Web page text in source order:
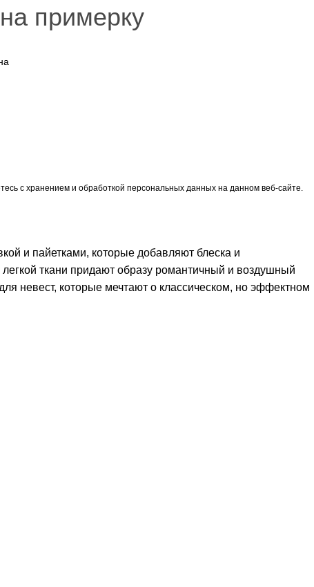
примерку
с хранением и обработкой персональных данных на данном веб-сайте.
и пайетками, которые добавляют блеска и
ткани придают образу романтичный и воздушный
невест, которые мечтают о классическом, но эффектном